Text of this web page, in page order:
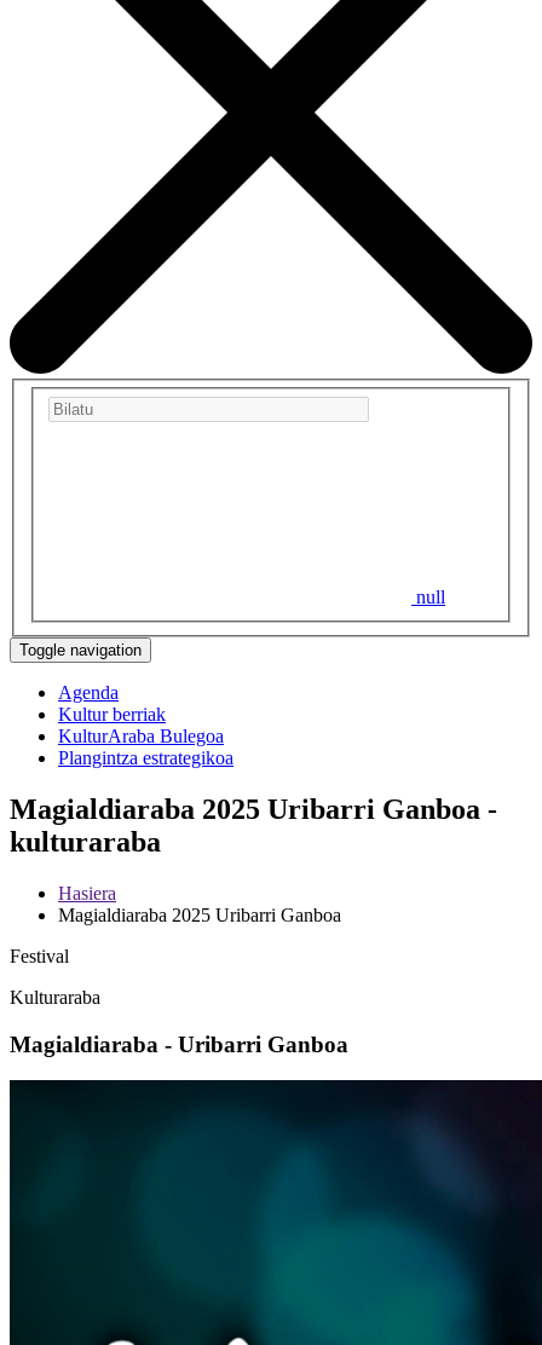
null
Toggle navigation
Agenda
Kultur berriak
KulturAraba Bulegoa
Plangintza estrategikoa
Magialdiaraba 2025 Uribarri Ganboa -
kulturaraba
Hasiera
Magialdiaraba 2025 Uribarri Ganboa
Festival
Kulturaraba
Magialdiaraba - Uribarri Ganboa